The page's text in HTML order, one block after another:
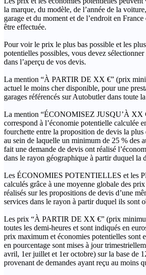
la marque, du modèle, de l’année de la
garage et du moment et de l’endroit en
être effectuée.
Pour voir le prix le plus bas possible et les
potentielles possibles, vous devez
dans l’aperçu de vos devis.
La mention “À PARTIR DE XX €” (prix
actuel le moins cher disponible, pour une
garages référencés sur Autobutler dans toute
La mention “ÉCONOMISEZ JUSQU’À XX
correspond à l’économie potentielle calculée
fourchette entre la proposition de devis la plus
au sein de laquelle un minimum de 25 % des
fait une demande de devis ont réalisé
dans le rayon géographique à partir duquel la
Les ÉCONOMIES POTENTIELLES et les
calculés grâce à une moyenne globale des
réalisés sur les propositions de devis d’une
services dans le rayon à partir duquel ils sont
Les prix “À PARTIR DE XX €” (prix
toutes les demi-heures et sont indiqués en
prix maximum et économies potentielles sont
en pourcentage sont mises à jour
avril, 1er juillet et 1er octobre) sur la base de
provenant de demandes ayant reçu au moins